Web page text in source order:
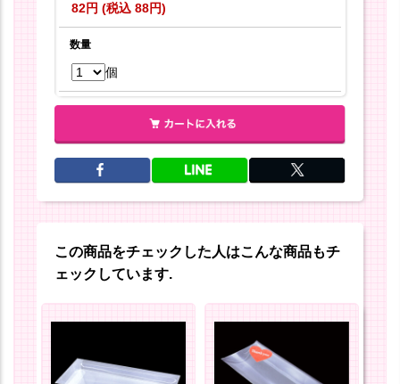
82円 (税込 88円)
数量
個
この商品をチェックした人はこんな商品もチ
ェックしています.